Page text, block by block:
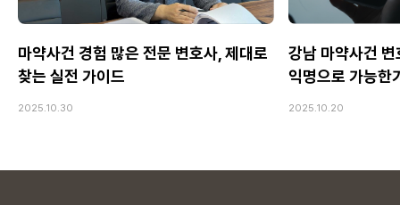
마약사건 경험 많은 전문 변호사, 제대로
찾는 실전 가이드
2025.10.30
강남 마약사건 변
익명으로 가능한
2025.10.20